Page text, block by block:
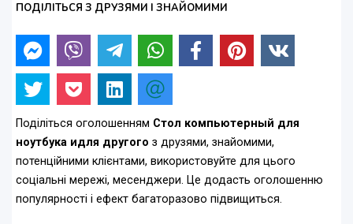
ПОДІЛІТЬСЯ З ДРУЗЯМИ І ЗНАЙОМИМИ
Поділіться оголошенням Стол компьютерный для
ноутбука идля другого з друзями, знайомими,
потенційними клієнтами, використовуйте для цього
соціальні мережі, месенджери. Це додасть оголошенню
популярності і ефект багаторазово підвищиться.